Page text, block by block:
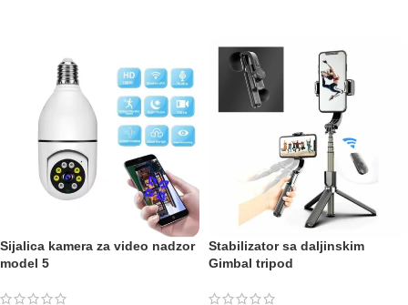
Sijalica kamera za video nadzor
model 5
Stabilizator sa daljinskim
Gimbal tripod